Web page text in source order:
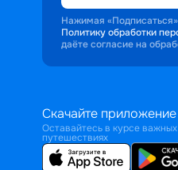
Нажимая
Политику обработки
даёте согласие на
Скачайте приложение
Оставайтесь в курсе
путешествиях